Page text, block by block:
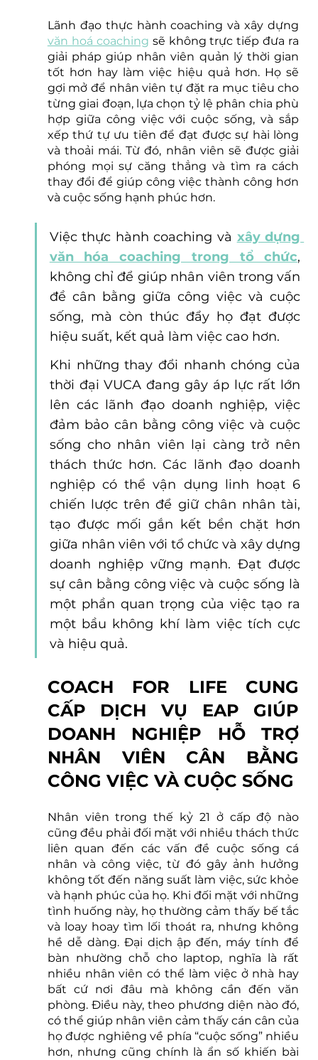
văn hoá coaching sẽ không trực tiếp đưa ra
giải pháp giúp nhân viên quản lý thời gian
tốt hơn hay làm việc hiệu quả hơn. Họ sẽ
gợi mở để nhân viên tự đặt ra mục tiêu cho
từng giai đoạn, lựa chọn tỷ lệ phân chia phù
hợp giữa công việc với cuộc sống, và sắp
xếp thứ tự ưu tiên để đạt được sự hài lòng
và thoải mái. Từ đó, nhân viên sẽ được giải
phóng mọi sự căng thẳng và tìm ra cách
thay đổi để giúp công việc thành công hơn
và cuộc sống hạnh phúc hơn.
Việc thực hành coaching và xây dựng
văn hóa coaching trong tổ chức,
không chỉ để giúp nhân viên trong vấn
đề cân bằng giữa công việc và cuộc
sống, mà còn thúc đẩy họ đạt được
hiệu suất, kết quả làm việc cao hơn.
Khi những thay đổi nhanh chóng của
thời đại VUCA đang gây áp lực rất lớn
lên các lãnh đạo doanh nghiệp, việc
đảm bảo cân bằng công việc và cuộc
sống cho nhân viên lại càng trở nên
thách thức hơn. Các lãnh đạo doanh
nghiệp có thể vận dụng linh hoạt 6
chiến lược trên để giữ chân nhân tài,
tạo được mối gắn kết bền chặt hơn
giữa nhân viên với tổ chức và xây dựng
doanh nghiệp vững mạnh. Đạt được
sự cân bằng công việc và cuộc sống là
một phần quan trọng của việc tạo ra
một bầu không khí làm việc tích cực
và hiệu quả.
COACH FOR LIFE CUNG
CẤP DỊCH VỤ EAP GIÚP
DOANH NGHIỆP HỖ TRỢ
NHÂN VIÊN CÂN BẰNG
CÔNG VIỆC VÀ CUỘC SỐNG
Nhân viên trong thế kỷ 21 ở cấp độ nào
cũng đều phải đối mặt với nhiều thách thức
liên quan đến các vấn đề cuộc sống cá
nhân và công việc, từ đó gây ảnh hưởng
không tốt đến năng suất làm việc, sức khỏe
và hạnh phúc của họ. Khi đối mặt với những
tình huống này, họ thường cảm thấy bế tắc
và loay hoay tìm lối thoát ra, nhưng không
hề dễ dàng. Đại dịch ập đến, máy tính để
bàn nhường chỗ cho laptop, nghĩa là rất
nhiều nhân viên có thể làm việc ở nhà hay
bất cứ nơi đâu mà không cần đến văn
phòng. Điều này, theo phương diện nào đó,
có thể giúp nhân viên cảm thấy cán cân của
họ được nghiêng về phía “cuộc sống” nhiều
hơn, nhưng cũng chính là ẩn số khiến bài